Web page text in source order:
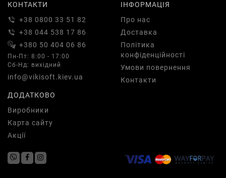
КОНТАКТИ
+38 0800 33 51 82
+38 044 538 17 86
+380 50 404 06 86
Пн-Пт: 8:00 - 17:00
Сб-Нд: вихідний
info@vikisoft.kiev.ua
ІНФОРМАЦІЯ
Про нас
Доставка
Політика
конфіденційності
Умови повернення
Контакти
ДОДАТКОВО
Виробники
Карта сайту
Акції